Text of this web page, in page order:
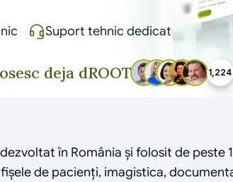
Suport tehnic dedicat
deja dROOT 1,224
în România și folosit de
de pacienți, imagistica,